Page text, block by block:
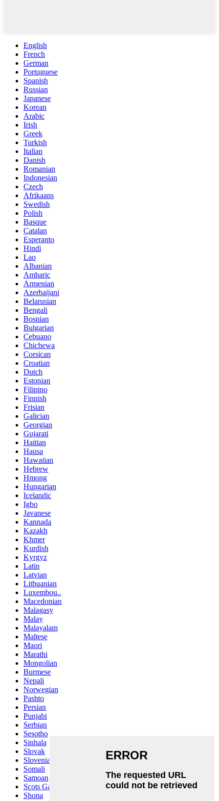
English
French
German
Portuguese
Spanish
Russian
Japanese
Korean
Arabic
Irish
Greek
Turkish
Italian
Danish
Romanian
Indonesian
Czech
Afrikaans
Swedish
Polish
Basque
Catalan
Esperanto
Hindi
Lao
Albanian
Amharic
Armenian
Azerbaijani
Belarusian
Bengali
Bosnian
Bulgarian
Cebuano
Chichewa
Corsican
Croatian
Dutch
Estonian
Filipino
Finnish
Frisian
Galician
Georgian
Gujarati
Haitian
Hausa
Hawaiian
Hebrew
Hmong
Hungarian
Icelandic
Igbo
Javanese
Kannada
Kazakh
Khmer
Kurdish
Kyrgyz
Latin
Latvian
Lithuanian
Luxembou..
Macedonian
Malagasy
Malay
Malayalam
Maltese
Maori
Marathi
Mongolian
Burmese
Nepali
Norwegian
Pashto
Persian
Punjabi
Serbian
Sesotho
Sinhala
Slovak
Slovenian
Somali
Samoan
Scots Gaelic
Shona